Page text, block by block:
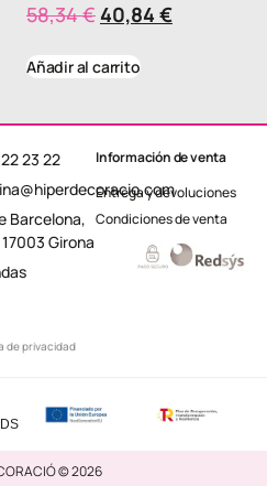
58,34€ 40,84 €
Añadir al carrito
23 22
Barcelona,
17003 Girona
de privacidad
Información de venta
Entrega y devoluciones
Condiciones de venta
© 2026